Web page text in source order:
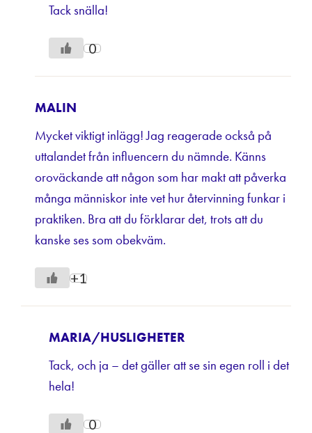
Tack snälla!
0
MALIN
Mycket viktigt inlägg! Jag reagerade också på
uttalandet från influencern du nämnde. Känns
oroväckande att någon som har makt att påverka
många människor inte vet hur återvinning funkar i
praktiken. Bra att du förklarar det, trots att du
kanske ses som obekväm.
+1
MARIA/HUSLIGHETER
Tack, och ja – det gäller att se sin egen roll i det
hela!
0